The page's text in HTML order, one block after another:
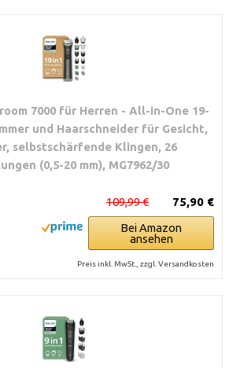
7000 für Herren - All-in-One 19-
und Haarschneider für Gesicht,
selbstschärfende Klingen, 26
(0,5-20 mm), MG7962/30
75,90 €
109,99 €
Bei Amazon
ansehen
Preis inkl. MwSt., zzgl. Versandkosten